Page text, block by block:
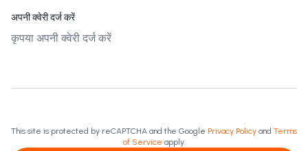
अपनी क्वेरी दर्ज करें
This site is protected by reCAPTCHA and the Google Privacy Policy and Terms
of Service apply.